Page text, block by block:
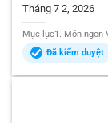
Tháng 7 2, 2026
Mục lục1. Món ngon
Đã kiểm duyệt